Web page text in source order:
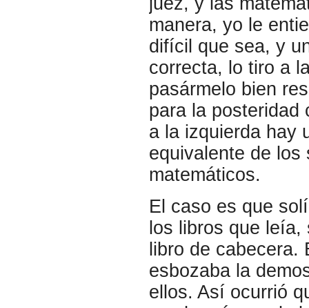
manera, yo le
difícil que sea, y
correcta, lo tiro a
pasármelo bien
para la posteridad
a la izquierda hay
equivalente de
matemáticos.
El caso es que
los libros que leía,
libro de cabecera.
esbozaba la
ellos. Así ocurrió